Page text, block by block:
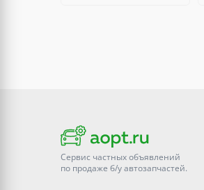
Сервис частных объявлений
по продаже б/уавтозапчастей.